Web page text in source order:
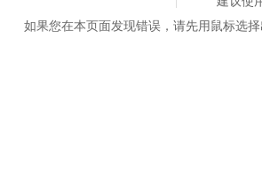
如果您在本页面发现错误，请先用鼠标选